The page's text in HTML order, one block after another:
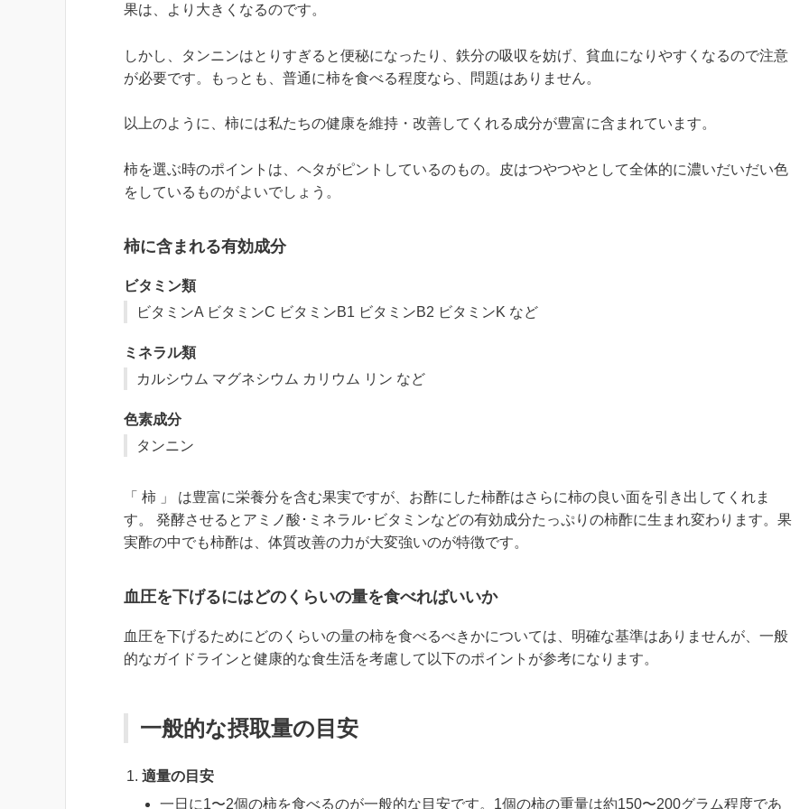
果は、より大きくなるのです。
しかし、タンニンはとりすぎると便秘になったり、鉄分の吸収を妨げ、貧血になりやすくなるので注意
が必要です。もっとも、普通に柿を食べる程度なら、問題はありません。
以上のように、柿には私たちの健康を維持・改善してくれる成分が豊富に含まれています。
柿を選ぶ時のポイントは、ヘタがピントしているのもの。皮はつやつやとして全体的に濃いだいだい色
をしているものがよいでしょう。
柿に含まれる有効成分
ビタミン類
ビタミンA ビタミンC ビタミンB1 ビタミンB2 ビタミンK など
ミネラル類
カルシウム マグネシウム カリウム リン など
色素成分
タンニン
「 柿 」 は豊富に栄養分を含む果実ですが、お酢にした柿酢はさらに柿の良い面を引き出してくれま
す。 発酵させるとアミノ酸･ミネラル･ビタミンなどの有効成分たっぷりの柿酢に生まれ変わります。果
実酢の中でも柿酢は、体質改善の力が大変強いのが特徴です。
血圧を下げるにはどのくらいの量を食べればいいか
血圧を下げるためにどのくらいの量の柿を食べるべきかについては、明確な基準はありませんが、一般
的なガイドラインと健康的な食生活を考慮して以下のポイントが参考になります。
一般的な摂取量の目安
適量の目安
一日に1〜2個の柿を食べるのが一般的な目安です。1個の柿の重量は約150〜200グラム程度であ